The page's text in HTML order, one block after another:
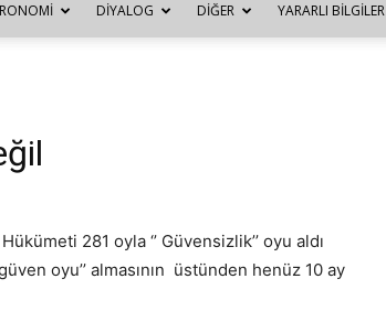
Türkinfo
DIYALOG DIĞER YARARLI BILGILER
281 oyla ‘’ Güvensizlik’’ oyu aldı
oyu’’ almasının üstünden henüz 10 ay